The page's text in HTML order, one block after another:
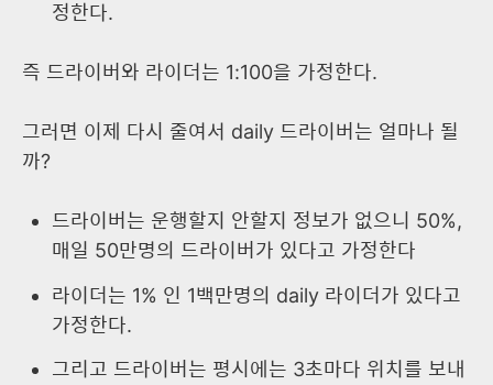
정한다.
즉 드라이버와 라이더는 1:100을 가정한다.
그러면 이제 다시 줄여서 daily 드라이버는 얼마나 될
까?
드라이버는 운행할지 안할지 정보가 없으니 50%,
매일 50만명의 드라이버가 있다고 가정한다
라이더는 1% 인 1백만명의 daily 라이더가 있다고
가정한다.
그리고 드라이버는 평시에는 3초마다 위치를 보내